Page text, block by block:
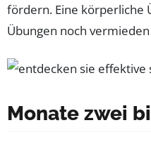
fördern. Eine körperliche
Übungen noch
Monate zwei